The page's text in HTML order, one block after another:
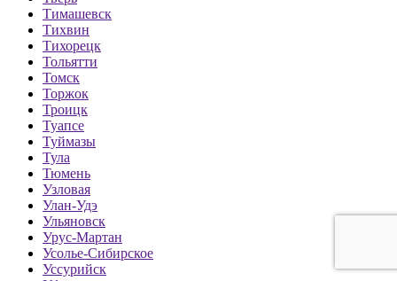
Тимашевск
Тихвин
Тихорецк
Тольятти
Томск
Торжок
Троицк
Туапсе
Туймазы
Тула
Тюмень
Узловая
Улан-Удэ
Ульяновск
Урус-Мартан
Усолье-Сибирское
Уссурийск